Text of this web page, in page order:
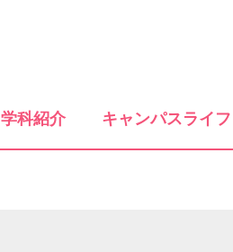
学科紹介 キャンパスライフ